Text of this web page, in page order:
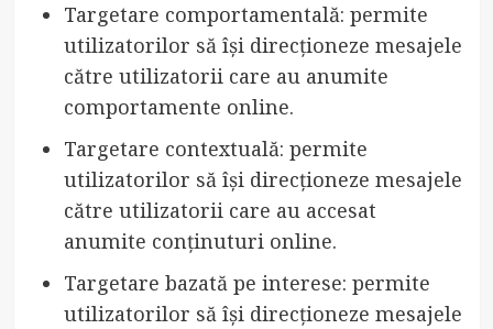
Targetare comportamentală: permite
utilizatorilor să își direcționeze mesajele
către utilizatorii care au anumite
comportamente online.
Targetare contextuală: permite
utilizatorilor să își direcționeze mesajele
către utilizatorii care au accesat
anumite conținuturi online.
Targetare bazată pe interese: permite
utilizatorilor să își direcționeze mesajele